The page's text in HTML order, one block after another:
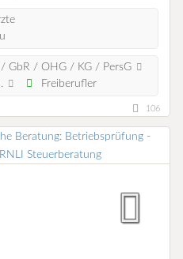
GbR / OHG / KG / PersG
Freiberufler
106